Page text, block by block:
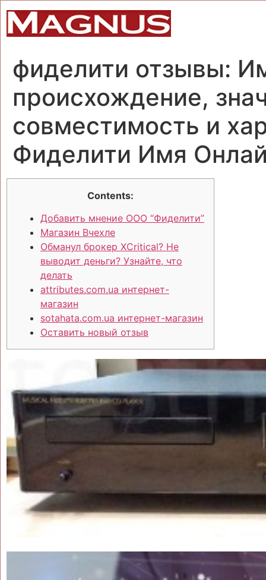
фиделити отзывы:
происхождение,
совместимость и
Фиделити Имя
Contents:
Добавить мнение ООО “Фиделити”
Магазин Вчехле
Обманул брокер XCritical? Не
выводит деньги? Узнайте, что
делать
attributes.com.ua интернет-
магазин
sotahata.com.ua интернет-магазин
Оставить новый отзыв